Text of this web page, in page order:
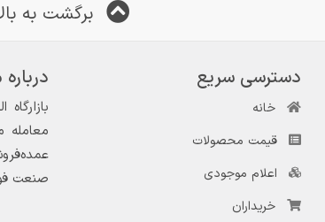
برگشت به
دسترسی سریع
خانه
قیمت محصولات
اعلام موجودی
خریداران
درباره
معامله
صنعت